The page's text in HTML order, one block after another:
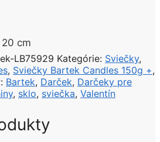
cm
LB75929 Kategórie: Sviečky,
, Sviečky Bartek Candles 150g +,
Bartek, Darček, Darčeky pre
, sklo, sviečka, Valentín